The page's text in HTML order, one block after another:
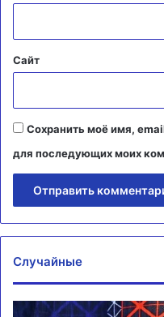
Сайт
Сохранить моё имя,
для последующих моих
Случайные
ПСЖ